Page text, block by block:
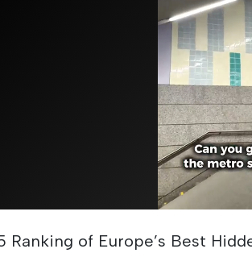
Ranking of Europe’s Best